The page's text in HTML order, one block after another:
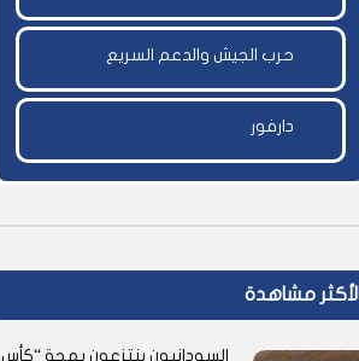
حرب الجيش والدعم السريع
دارفور
مشاهدة
السودانيون ينتزعون بهجة “كأس